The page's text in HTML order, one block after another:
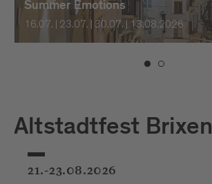
Summer Emotions
16.07. | 23.07. | 30.07. | 13.08.2026
Altstadtfest Brixen
21.-23.08.2026